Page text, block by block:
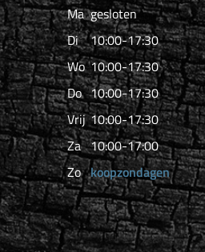
Ma gesloten
Di
10:00-17:30
Wo 10:00-17:30
Do 10:00-17:30
Vrij 10:00-17:30
Za 10:00-17:00
Zo koopzondagen